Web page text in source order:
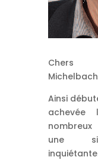
Chers
Ainsi
achevée
une